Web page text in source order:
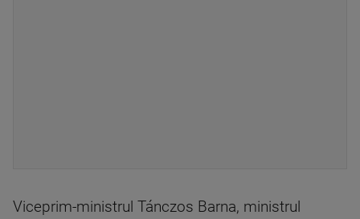
Viceprim-ministrul Tánczos Barna, ministrul